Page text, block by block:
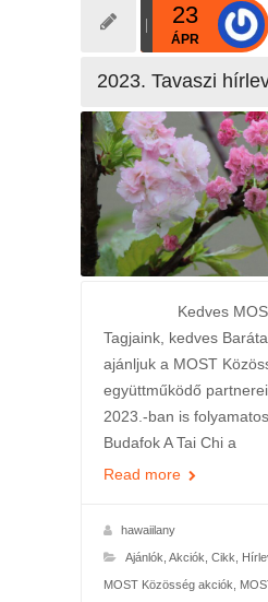
23
ÁPR
2023. Tavaszi
Kedves MOST
Tagjaink, kedves
ajánljuk a MOST
együttműködő
2023.-ban is
Budafok A Tai Chi a
Read more
hawaiilany
Ajánlók Akciók Cikk
MOST Közösség akciók